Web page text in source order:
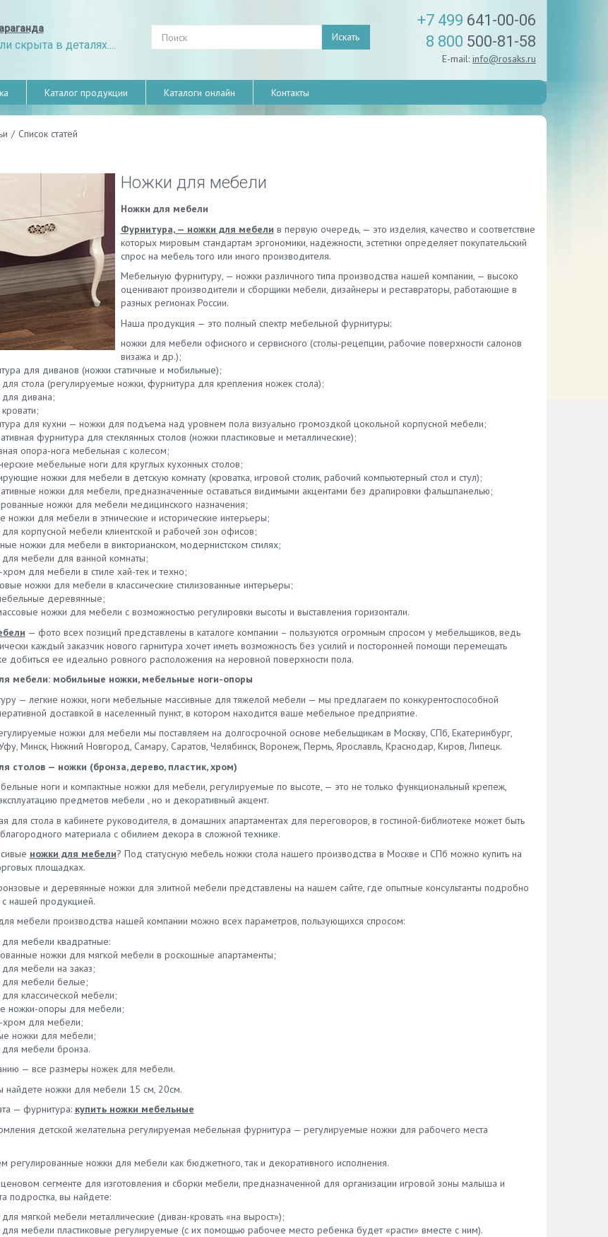
скрыта в деталях....
Искать
+7 499 641-00-06
8 800 500-81-58
E-mail: info@rosaks.ru
Каталог продукции Каталоги онлайн Контакты
/ Список статей
Ножки для мебели
Ножки для мебели
Фурнитура, — ножки для мебели в первую очередь, — это изделия, качество и соответствие
которых мировым стандартам эргономики, надежности, эстетики определяет покупательский
спрос на мебель того или иного производителя.
Мебельную фурнитуру, — ножки различного типа производства нашей компании, — высоко
оценивают производители и сборщики мебели, дизайнеры и реставраторы, работающие в
разных регионах России.
Наша продукция — это полный спектр мебельной фурнитуры:
ножки для мебели офисного и сервисного (столы-рецепции, рабочие поверхности салонов
визажа и др.);
для диванов (ножки статичные и мобильные);
стола (регулируемые ножки, фурнитура для крепления ножек стола);
дивана;
для кухни — ножки для подъема над уровнем пола визуально громоздкой цокольной корпусной мебели;
фурнитура для стеклянных столов (ножки пластиковые и металлические);
опора-нога мебельная с колесом;
мебельные ноги для круглых кухонных столов;
ножки для мебели в детскую комнату (кроватка, игровой столик, рабочий компьютерный стол и стул);
ножки для мебели, предназначенные оставаться видимыми акцентами без драпировки фальшпанелью;
ножки для мебели медицинского назначения;
ножки для мебели в этнические и исторические интерьеры;
корпусной мебели клиентской и рабочей зон офисов;
ножки для мебели в викторианском, модернистском стилях;
мебели для ванной комнаты;
для мебели в стиле хай-тек и техно;
ножки для мебели в классические стилизованные интерьеры;
деревянные;
ножки для мебели с возможностью регулировки высоты и выставления горизонтали.
— фото всех позиций представлены в каталоге компании – пользуются огромным спросом у мебельщиков, ведь
каждый заказчик нового гарнитура хочет иметь возможность без усилий и посторонней помощи перемещать
добиться ее идеально ровного расположения на неровной поверхности пола.
мебели: мобильные ножки, мебельные ноги-опоры
— легкие ножки, ноги мебельные массивные для тяжелой мебели — мы предлагаем по конкурентоспособной
доставкой в населенный пункт, в котором находится ваше мебельное предприятие.
ножки для мебели мы поставляем на долгосрочной основе мебельщикам в Москву, СПб, Екатеринбург,
Минск, Нижний Новгород, Самару, Саратов, Челябинск, Воронеж, Пермь, Ярославль, Краснодар, Киров, Липецк.
столов — ножки (бронза, дерево, пластик, хром)
ноги и компактные ножки для мебели, регулируемые по высоте, — это не только функциональный крепеж,
предметов мебели , но и декоративный акцент.
для стола в кабинете руководителя, в домашних апартаментах для переговоров, в гостиной-библиотеке может быть
материала с обилием декора в сложной технике.
ножки для мебели? Под статусную мебель ножки стола нашего производства в Москве и СПб можно купить на
площадках.
и деревянные ножки для элитной мебели представлены на нашем сайте, где опытные консультанты подробно
с нашей продукцией.
мебели производства нашей компании можно всех параметров, пользующихся спросом:
мебели квадратные:
ножки для мягкой мебели в роскошные апартаменты;
мебели на заказ;
для мебели белые;
классической мебели;
ножки-опоры для мебели;
хром для мебели;
ножки для мебели;
мебели бронза.
— все размеры ножек для мебели.
найдете ножки для мебели 15 см, 20см.
— фурнитура: купить ножки мебельные
детской желательна регулируемая мебельная фурнитура — регулируемые ножки для рабочего места
регулированные ножки для мебели как бюджетного, так и декоративного исполнения.
сегменте для изготовления и сборки мебели, предназначенной для организации игровой зоны малыша и
подростка, вы найдете:
мягкой мебели металлические (диван-кровать «на вырост»);
мебели пластиковые регулируемые (с их помощью рабочее место ребенка будет «расти» вместе с ним).